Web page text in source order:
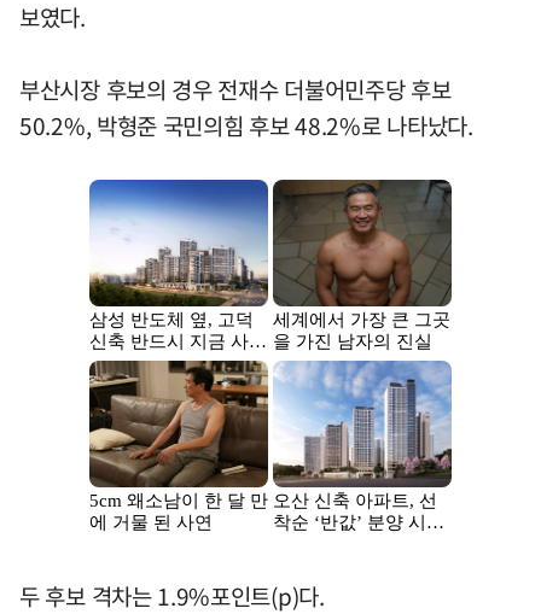
보였다.
부산시장 후보의 경우 전재수 더불어민주당 후보
50.2%, 박형준 국민의힘 후보 48.2%로 나타났다.
두 후보 격차는 1.9%포인트(p)다.